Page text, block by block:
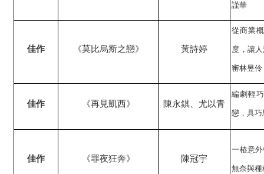
謹華
佳作 《莫比烏斯之戀》 黃詩婷
從商業
度，讓
審林昱伶
佳作 《再見凱西》 陳永錤、尤以青
編劇輕
戀，具
佳作 《罪夜狂奔》 陳冠宇
一樁意
無奈與